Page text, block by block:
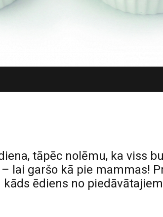
tāpēc nolēmu, ka viss
lai garšo kā pie mammas!
ēdiens no